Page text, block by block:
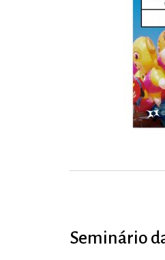
Seminário